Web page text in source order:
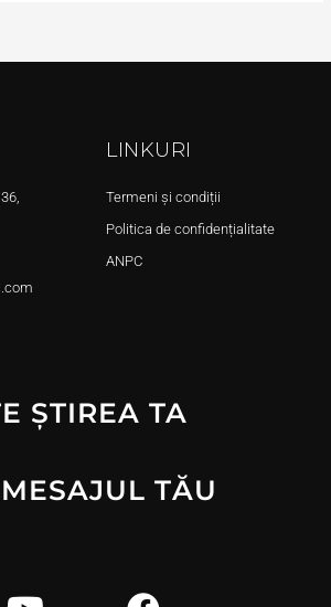
LINKURI
Termeni și condiții
Politica de confidențialitate
ANPC
ȘTIREA TA
TĂU